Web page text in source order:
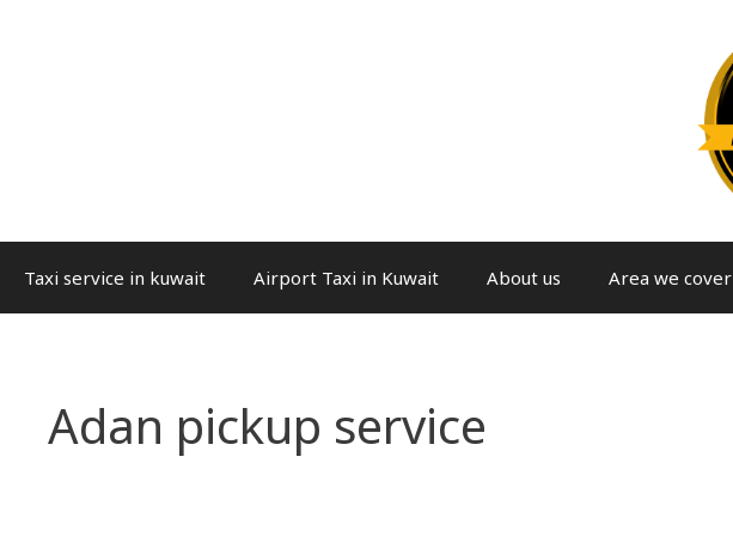
Taxi service in kuwait Airport Taxi in Kuwait About us Area we cover
Adan pickup service